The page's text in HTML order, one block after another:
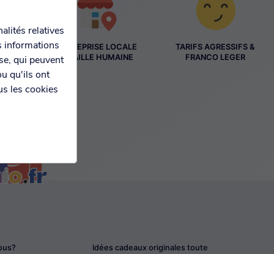
ENTREPRISE LOCALE
À TAILLE HUMAINE
TARIFS AGRESSIFS &
FRANCO LEGER
Idées cadeaux originales toute
relatives
informations
qui peuvent
qu'ils ont
les cookies